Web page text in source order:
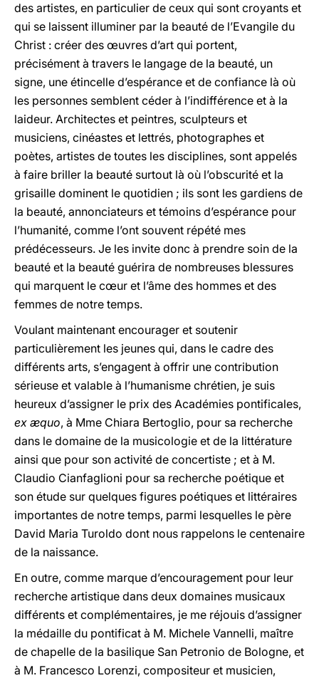
des artistes, en particulier de ceux qui sont croyants et
qui se laissent illuminer par la beauté de l’Evangile du
Christ : créer des œuvres d’art qui portent,
précisément à travers le langage de la beauté, un
signe, une étincelle d’espérance et de confiance là où
les personnes semblent céder à l’indifférence et à la
laideur. Architectes et peintres, sculpteurs et
musiciens, cinéastes et lettrés, photographes et
poètes, artistes de toutes les disciplines, sont appelés
à faire briller la beauté surtout là où l’obscurité et la
grisaille dominent le quotidien ; ils sont les gardiens de
la beauté, annonciateurs et témoins d’espérance pour
l’humanité, comme l’ont souvent répété mes
prédécesseurs. Je les invite donc à prendre soin de la
beauté et la beauté guérira de nombreuses blessures
qui marquent le cœur et l’âme des hommes et des
femmes de notre temps.
Voulant maintenant encourager et soutenir
particulièrement les jeunes qui, dans le cadre des
différents arts, s’engagent à offrir une contribution
sérieuse et valable à l’humanisme chrétien, je suis
heureux d’assigner le prix des Académies pontificales,
ex æquo, à Mme Chiara Bertoglio, pour sa recherche
dans le domaine de la musicologie et de la littérature
ainsi que pour son activité de concertiste ; et à M.
Claudio Cianfaglioni pour sa recherche poétique et
son étude sur quelques figures poétiques et littéraires
importantes de notre temps, parmi lesquelles le père
David Maria Turoldo dont nous rappelons le centenaire
de la naissance.
En outre, comme marque d’encouragement pour leur
recherche artistique dans deux domaines musicaux
différents et complémentaires, je me réjouis d’assigner
la médaille du pontificat à M. Michele Vannelli, maître
de chapelle de la basilique San Petronio de Bologne, et
à M. Francesco Lorenzi, compositeur et musicien,